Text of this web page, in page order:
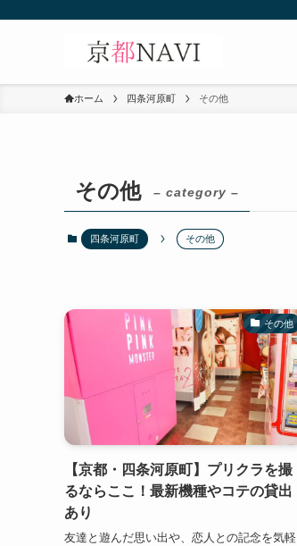
ホーム 四条河原町 その他
その他 – category –
四条河原町 その他
その他
【京都・四条河原町】プリクラを撮
るならここ！最新機種やコテの貸出
あり
友達と遊んだ思い出や、恋人との記念を気軽